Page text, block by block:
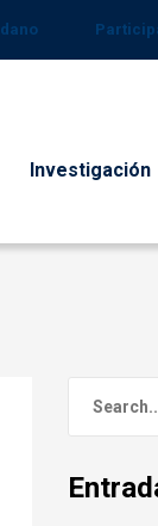
Investigación